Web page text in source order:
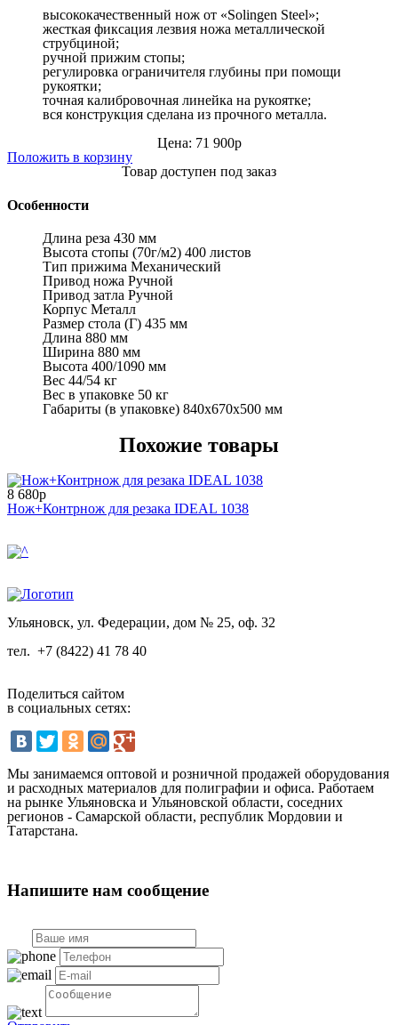
высококачественный нож от «Solingen Steel»;
жесткая фиксация лезвия ножа металлической
струбциной;
ручной прижим стопы;
регулировка ограничителя глубины при помощи
рукоятки;
точная калибровочная линейка на рукоятке;
вся конструкция сделана из прочного металла.
Цена: 71 900р
Положить в корзину
Товар доступен под заказ
Особенности
Длина реза 430 мм
Высота стопы (70г/м2) 400 листов
Тип прижима Механический
Привод ножа Ручной
Привод затла Ручной
Корпус Металл
Размер стола (Г) 435 мм
Длина 880 мм
Ширина 880 мм
Высота 400/1090 мм
Вес 44/54 кг
Вес в упаковке 50 кг
Габариты (в упаковке) 840x670x500 мм
Похожие товары
8 680р
Нож+Контрнож для резака IDEAL 1038
Ульяновск, ул. Федерации, дом № 25, оф. 32
тел. +7 (8422) 41 78 40
Поделиться сайтом
в социальных сетях:
Мы занимаемся оптовой и розничной продажей оборудования
и расходных материалов для полиграфии и офиса. Работаем
на рынке Ульяновска и Ульяновской области, соседних
регионов - Самарской области, республик Мордовии и
Татарстана.
Напишите нам сообщение